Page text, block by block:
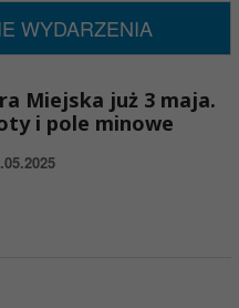
WYDARZENIA
Miejska już 3 maja.
i pole minowe